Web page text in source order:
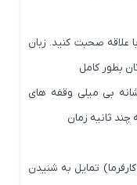
صحبت کنید. زبان
کامل
بی میلی وقفه های
زمان
تمایل به شنیدن